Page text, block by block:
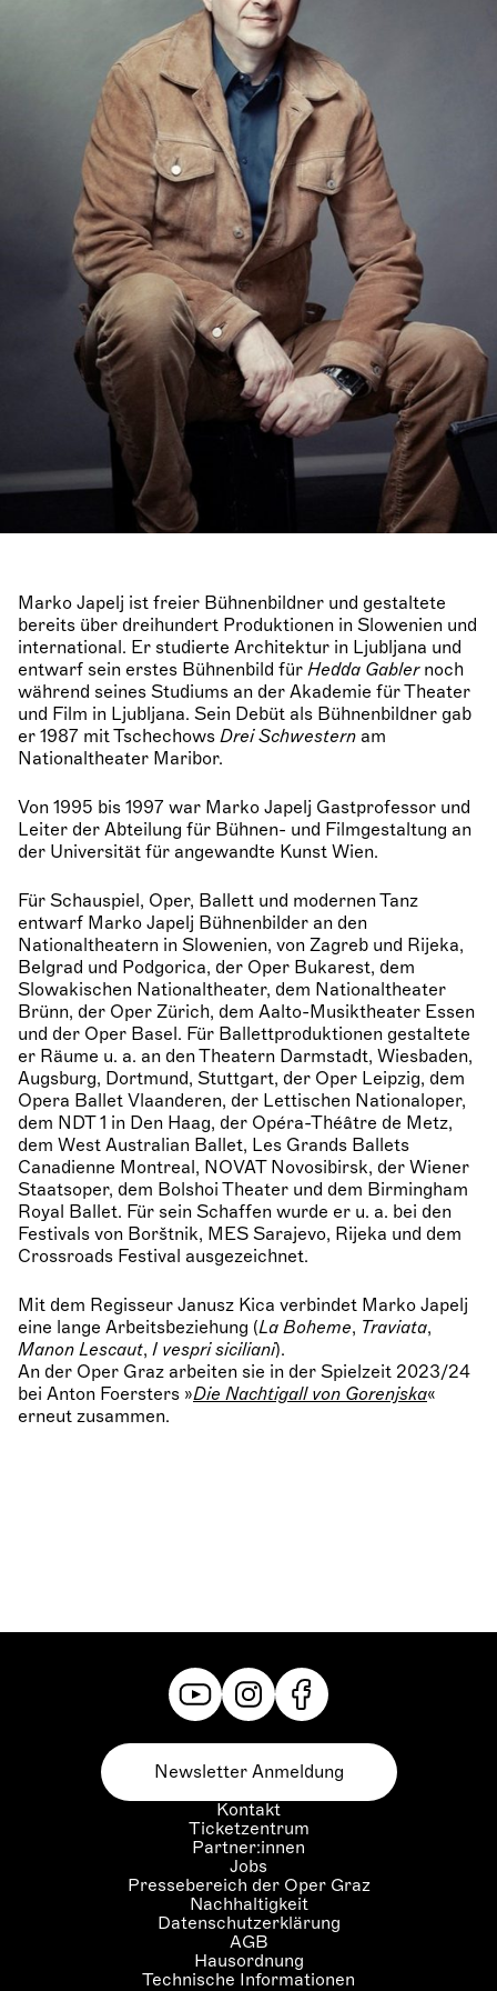
Marko Japelj ist freier Bühnenbildner und gestaltete
bereits über dreihundert Produktionen in Slowenien und
international. Er studierte Architektur in Ljubljana und
entwarf sein erstes Bühnenbild für Hedda Gablernoch
während seines Studiums an der Akademie für Theater
und Film in Ljubljana. Sein Debüt als Bühnenbildner gab
er 1987 mit Tschechows Drei Schwestern am
Nationaltheater Maribor.
Von 1995 bis 1997 war Marko Japelj Gastprofessor und
Leiter der Abteilung für Bühnen- und Filmgestaltung an
der Universität für angewandte Kunst Wien.
Für Schauspiel, Oper, Ballett und modernen Tanz
entwarf Marko Japelj Bühnenbilder an den
Nationaltheatern in Slowenien, von Zagreb und Rijeka,
Belgrad und Podgorica, der Oper Bukarest, dem
Slowakischen Nationaltheater, dem Nationaltheater
Brünn, der Oper Zürich, dem Aalto-Musiktheater Essen
und der Oper Basel. Für Ballettproduktionen gestaltete
er Räume u. a. an den Theatern Darmstadt, Wiesbaden,
Augsburg, Dortmund, Stuttgart, der Oper Leipzig, dem
Opera Ballet Vlaanderen, der Lettischen Nationaloper,
dem NDT 1 in Den Haag, der Opéra-Théâtre de Metz,
dem West Australian Ballet, Les Grands Ballets
Canadienne Montreal, NOVAT Novosibirsk, der Wiener
Staatsoper, dem Bolshoi Theater und dem Birmingham
Royal Ballet. Für sein Schaffen wurde er u. a. bei den
Festivals von Borštnik, MES Sarajevo, Rijeka und dem
Crossroads Festival ausgezeichnet.
Mit dem Regisseur Janusz Kica verbindet Marko Japelj
eine lange Arbeitsbeziehung (La Boheme, Traviata,
Manon Lescaut, I vespri siciliani).
An der Oper Graz arbeiten sie in der Spielzeit 2023/24
bei Anton Foersters »Die Nachtigall von Gorenjska«
erneut zusammen.
Kontakt
Ticketzentrum
Partner:innen
Jobs
Pressebereich der Oper Graz
Nachhaltigkeit
Datenschutzerklärung
AGB
Hausordnung
Technische Informationen
Newsletter Anmeldung